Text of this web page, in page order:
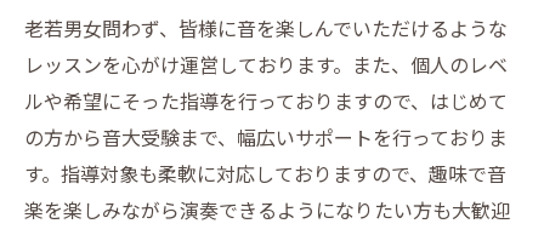
老若男女問わず、皆様に音を楽しんでいただけるような
レッスンを心がけ運営しております。また、個人のレベ
ルや希望にそった指導を行っておりますので、はじめて
の方から音大受験まで、幅広いサポートを行っておりま
す。指導対象も柔軟に対応しておりますので、趣味で音
楽を楽しみながら演奏できるようになりたい方も大歓迎